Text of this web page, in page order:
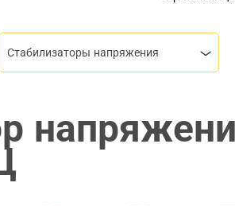
Стабилизаторы напряжения